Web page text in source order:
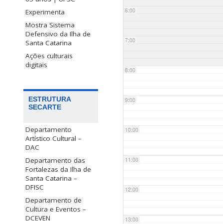
Experimenta
Mostra Sistema
Defensivo da Ilha de
Santa Catarina
Ações culturais
digitais
ESTRUTURA
SECARTE
Departamento
Artístico Cultural –
DAC
Departamento das
Fortalezas da Ilha de
Santa Catarina –
DFISC
Departamento de
Cultura e Eventos –
DCEVEN
6:00
7:00
8:00
9:00
10:00
11:00
12:00
13:00